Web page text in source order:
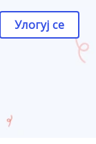
Улогуј се